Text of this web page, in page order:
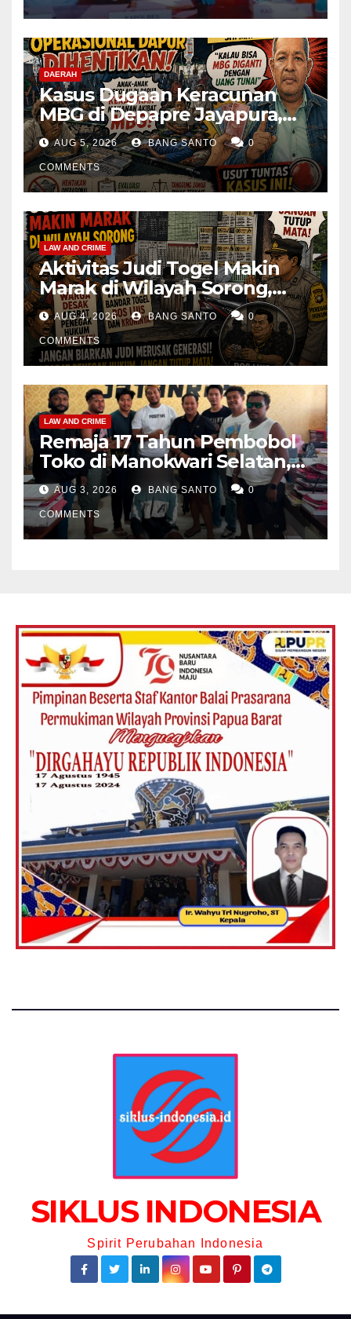
DAERAH
Kasus Dugaan Keracunan
MBG di Depapre Jayapura,
Aktivis Papua Minta
Operasional Dapur
Dihentikan & Evaluasi
Menyeluruh
AUG 5, 2026 BANG SANTO 0
COMMENTS
LAW AND CRIME
Aktivitas Judi Togel Makin
Marak di Wilayah Sorong,
Warga Desak Aparat Segera
Tangkap Bandar Luis dan
Kroninya
AUG 4, 2026 BANG SANTO 0
COMMENTS
LAW AND CRIME
Remaja 17 Tahun Pembobol
Toko di Manokwari Selatan,
Akhirnya Diamankan Tim
Jatanras Polda Papua Barat
AUG 3, 2026 BANG SANTO 0
COMMENTS
SIKLUS INDONESIA
Spirit Perubahan Indonesia